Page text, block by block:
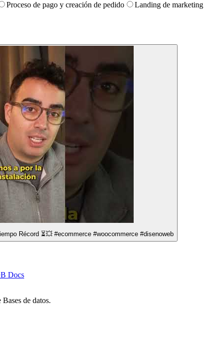
Proceso de pago y creación de pedido Landing de marketing
Montando el E-commerce de Joan Verdú en Tiempo Récord ⏳💥 #ecommerce #woocommerce #disenoweb
Docs
de datos.